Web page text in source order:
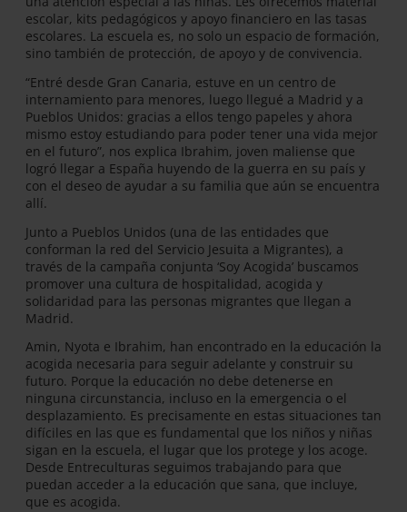
escolar, kits pedagógicos y apoyo financiero en las tasas
escolares. La escuela es, no solo un espacio de formación,
sino también de protección, de apoyo y de convivencia.
“Entré desde Gran Canaria, estuve en un centro de
internamiento para menores, luego llegué a Madrid y a
Pueblos Unidos: gracias a ellos tengo papeles y ahora
mismo estoy estudiando para poder tener una vida mejor
en el futuro”, nos explica Ibrahim, joven maliense que
logró llegar a España huyendo de la guerra en su país y
con el deseo de ayudar a su familia que aún se encuentra
allí.
Junto a Pueblos Unidos (una de las entidades que
conforman la red del Servicio Jesuita a Migrantes), a
través de la campaña conjunta ‘Soy Acogida’ buscamos
promover una cultura de hospitalidad, acogida y
solidaridad para las personas migrantes que llegan a
Madrid.
Amin, Nyota e Ibrahim, han encontrado en la educación la
acogida necesaria para seguir adelante y construir su
futuro. Porque la educación no debe detenerse en
ninguna circunstancia, incluso en la emergencia o el
desplazamiento. Es precisamente en estas situaciones tan
difíciles en las que es fundamental que los niños y niñas
sigan en la escuela, el lugar que los protege y los acoge.
Desde Entreculturas seguimos trabajando para que
puedan acceder a la educación que sana, que incluye,
que es acogida.